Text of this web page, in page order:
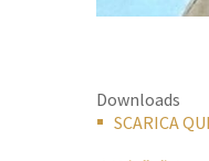
Downloads
SCARICA